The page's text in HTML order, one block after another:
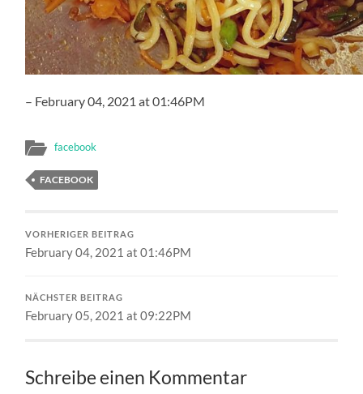
– February 04, 2021 at 01:46PM
facebook
FACEBOOK
VORHERIGER BEITRAG
February 04, 2021 at 01:46PM
NÄCHSTER BEITRAG
February 05, 2021 at 09:22PM
Schreibe einen Kommentar